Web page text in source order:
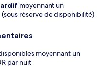
moyennant un
réserve de disponibilité)
moyennant un
par nuit